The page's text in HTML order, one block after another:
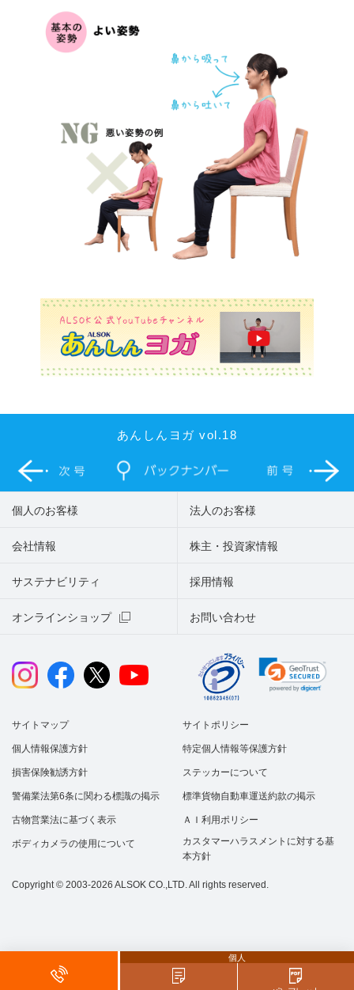
あんしんヨガ vol.18
個人
個人のお客様 法人のお客様
会社情報 株主・投資家情報
サステナビリティ
オンラインショップ お問い合わせ
採用情報
サイトマップ サイトポリシー
個人情報保護方針 特定個人情報等保護方針
損害保険勧誘方針 ステッカーについて
警備業法第6条に関わる標識の掲示 標準貨物自動車運送約款の掲示
古物営業法に基づく表示 ＡＩ利用ポリシー
ボディカメラの使用について
カスタマーハラスメントに対する基
本方針
Copyright © 2003-2026 ALSOK CO.,LTD. All rights reserved.